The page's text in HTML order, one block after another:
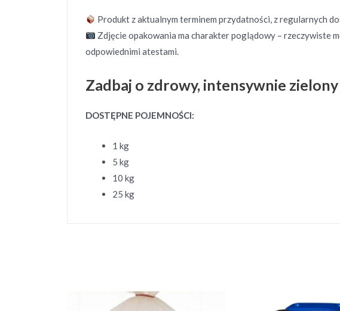
Produkt z aktualnym terminem przydatności, z regularnych
Zdjęcie opakowania ma charakter poglądowy – rzeczywiste
odpowiednimi atestami.
Zadbaj o zdrowy, intensywnie
DOSTĘPNE POJEMNOŚCI:
1 kg
5 kg
10 kg
25 kg